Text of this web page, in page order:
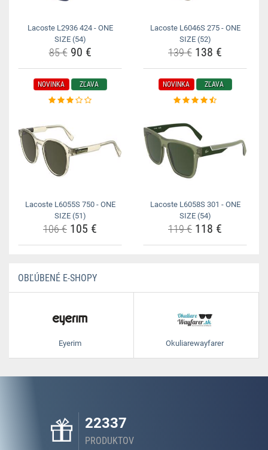
Lacoste L2936 424 - ONE
SIZE (54)
85 €90 €
Lacoste L6046S 275 - ONE
SIZE (52)
139 € 138 €
NOVINKA ZĽAVA
Lacoste L6055S 750 - ONE
SIZE (51)
106 € 105 €
NOVINKA ZĽAVA
Lacoste L6058S 301 - ONE
SIZE (54)
119 € 118 €
OBĽÚBENÉ E-SHOPY
Eyerim Okuliarewayfarer
22337
PRODUKTOV